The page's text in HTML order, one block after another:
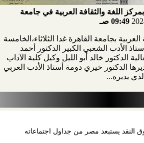
اللغة والثقافة العربية في جامعة
09:49 صـ
بجامعة القاهرة غدا الثلاثاء،الخامسة
الأدب الشعبي الكبير الدكتور أحمد
الدكتور خالد أبو الليل وكيل كلية الآداب
الدكتور خيري دومة أستاذ الأدب العربي
يديره...
النقد يستبعد مصر من جداول اجتماعاته